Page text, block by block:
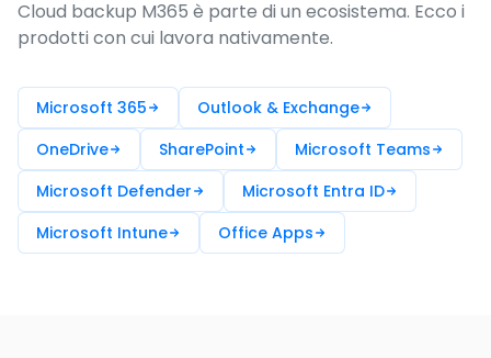
Cloud backup M365 è parte di un ecosistema. Ecco i
prodotti con cui lavora nativamente.
Microsoft 365
Outlook & Exchange
OneDrive
SharePoint
Microsoft Teams
Microsoft Defender
Microsoft Entra ID
Microsoft Intune
Office Apps